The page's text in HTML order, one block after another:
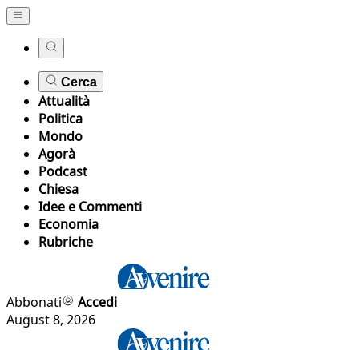
Cerca
Attualità
Politica
Mondo
Agorà
Podcast
Chiesa
Idee e Commenti
Economia
Rubriche
Abbonati
Accedi
August 8, 2026